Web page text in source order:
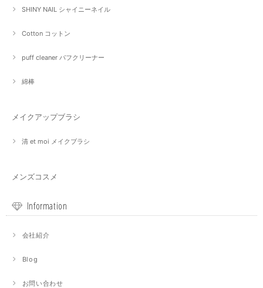
SHINY NAIL シャイニーネイル
Cotton コットン
puff cleaner パフクリーナー
綿棒
メイクアップブラシ
清 et moi メイクブラシ
メンズコスメ
Information
会社紹介
Blog
お問い合わせ